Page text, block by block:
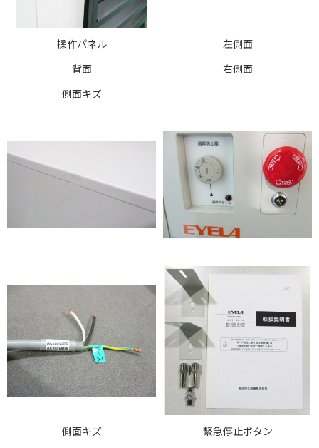
操作パネル
左側面
背面
右側面
側面キズ
側面キズ
緊急停止ボタン